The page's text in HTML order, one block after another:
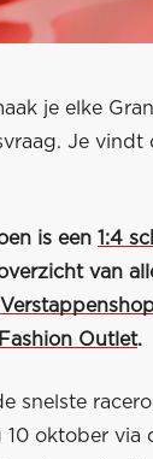
je elke
Je
is een 1:4
van
Outlet.
snelste
oktober via